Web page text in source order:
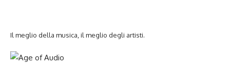
Il meglio della musica, il meglio degli artisti.